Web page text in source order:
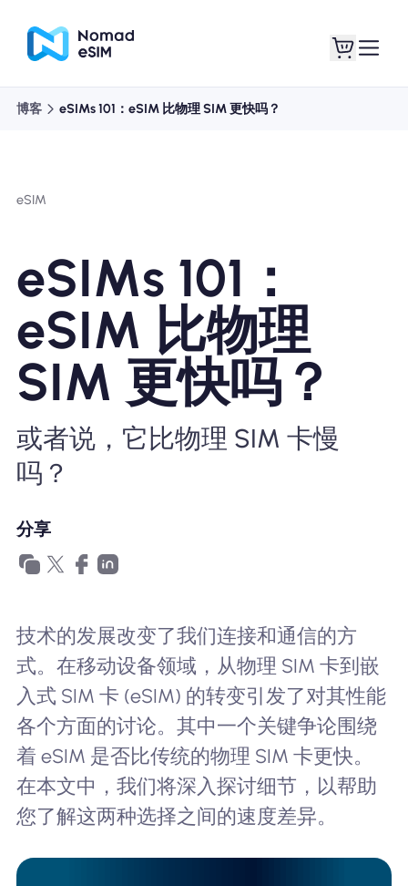
关于 eSIM
为什么选择Nomad eSIM
企业用户
博客 eSIMs 101：eSIM 比物理 SIM 更快吗？
eSIM
eSIMs 101：
eSIM 比物理
SIM 更快吗？
或者说，它比物理 SIM 卡慢
吗？
分享
技术的发展改变了我们连接和通信的方
式。在移动设备领域，从物理 SIM 卡到嵌
入式 SIM 卡 (eSIM) 的转变引发了对其性能
各个方面的讨论。其中一个关键争论围绕
着 eSIM 是否比传统的物理 SIM 卡更快。
在本文中，我们将深入探讨细节，以帮助
您了解这两种选择之间的速度差异。